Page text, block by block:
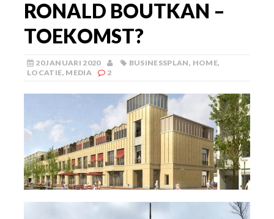
RONALD BOUTKAN –
TOEKOMST?
20 JANUARI 2020 BUSINESSPLAN, HOME,
LOCATIE, MEDIA 2